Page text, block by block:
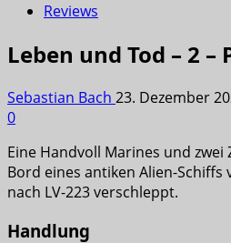
Reviews
Leben und Tod – 2
Sebastian Bach 23. Dezember
0
Eine Handvoll Marines und zwei
Bord eines antiken Alien-
nach LV-223 verschleppt.
Handlung